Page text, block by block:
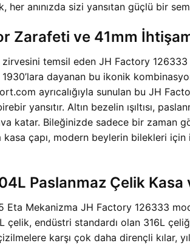
anınızda sizi yansıtan güçlü bir
Zarafeti ve 41mm
temsil eden JH Factory
dayanan bu ikonik
ayrıcalığıyla sunulan bu JH
yansıtır. Altın bezelin ışıltısı,
Bileğinizde sadece bir zaman
çapı, modern beylerin bilekleri
Paslanmaz Çelik Kasa
Mekanizma JH Factory 126333
endüstri standardı olan 316L
karşı çok daha dirençli kılar,